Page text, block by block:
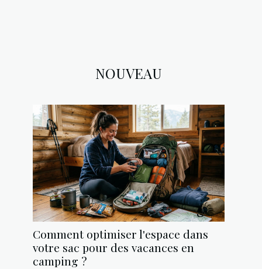
NOUVEAU
Comment optimiser l'espace dans
votre sac pour des vacances en
camping ?